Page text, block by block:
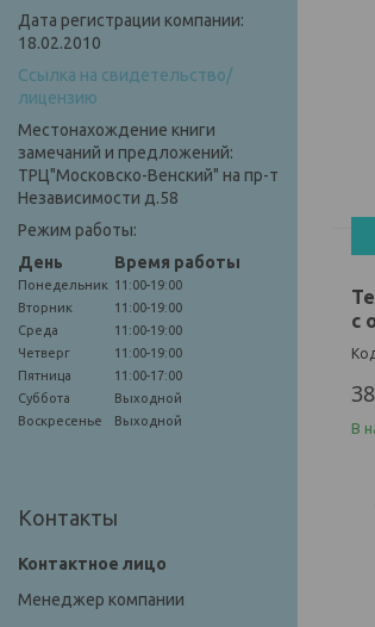
с
В
Дата регистрации компании:
18.02.2010
Ссылка на свидетельство/
лицензию
Местонахождение книги
замечаний и предложений:
ТРЦ"Московско-Венский" на пр-т
Независимости д.58
Режим работы:
День
Время работы
Понедельник 11:00-19:00
Вторник
11:00-19:00
Среда
11:00-19:00
Четверг
11:00-19:00
Пятница
11:00-17:00
Суббота
Выходной
Воскресенье
Выходной
Контакты
Менеджер компании